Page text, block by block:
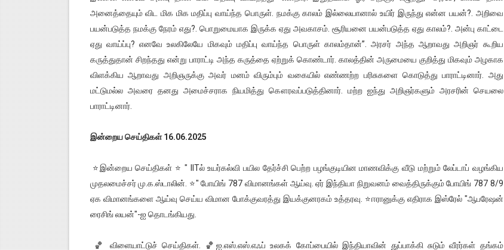
அனைத்தையும் விட மிக மிக மதிப்பு வாய்ந்த பொருள். நமக்கு காலம் இல்லையானால் உயிர் இருந்து என்ன பயன்?. அறிவை
பயன்படுத்த நமக்கு நேரம் எது?. பொறுமையாக இருக்க ஏது அவகாசம். சூரியனை பயன்படுத்த ஏது காலம்?. அன்பு காட்டை
ஏது வாய்ப்பு? எனவே உலகிலேயே மிகவும் மதிப்பு வாய்ந்த பொருள் காலம்தான்”. அரசர் அந்த ஆறாவது அறிஞர் கூறிய
கருத்துதான் சிறந்தது என்று பாராட்டி அந்த கருத்தை ஏற்றுக் கொண்டார். காலத்தின் அருமையை குறித்து மிகவும் அழகாக
விளக்கிய ஆறாவது அறிஞருக்கு அவர் மனம் விரும்பும் வகையில் எண்ணற்ற பரிசுகளை கொடுத்து பாராட்டினார். அது
மட்டுமல்ல அவரை தனது அமைச்சராக நியமித்து கௌரவப்படுத்தினார். மற்ற ஐந்து அறிஞர்களும் அரசரின் செயலை
பாராட்டினார்.
இன்றைய செய்திகள் 16.06.2025
⭐இன்றைய செய்திகள் ⭐ " IITல் உயர்கல்வி பயில தேர்ச்சி பெற்ற பழங்குடியின மாணவிக்கு வீடு மற்றும் லேப்டாப் வழங்கிய
முதலமைச்சர் மு.க.ஸ்டாலின். ⭐" போயிங் 787 விமானங்கள் ஆய்வு. ஏர் இந்தியா நிறுவனம் வைத்திருக்கும் போயிங் 787 8/9
ஏக விமானங்களை ஆய்வு செய்ய விமான போக்குவரத்து இயக்குனரகம் உத்தரவு. ⭐ஈரானுக்கு எதிராக இஸ்ரேல் "ஆபரேஷன்
ரைசிங் லயன்"-ஐ தொடங்கியது.
🏀 விளையாட்டுச் செய்திகள். 🏀ஐ.எஸ்.எஸ்.எஃப் உலகக் கோப்பையில் இந்தியாவின் துப்பாக்கி சுடும் வீரர்கள் தங்கம்